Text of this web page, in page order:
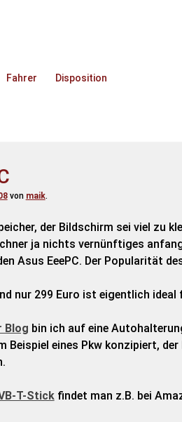
Fahrer Disposition
von maik.
der Bildschirm sei viel zu
ja nichts vernünftiges
Asus EeePC. Der Popularität
nur 299 Euro ist eigentlich
Blog bin ich auf eine
Beispiel eines Pkw konzipiert,
T-Stickfindet man z.B. bei